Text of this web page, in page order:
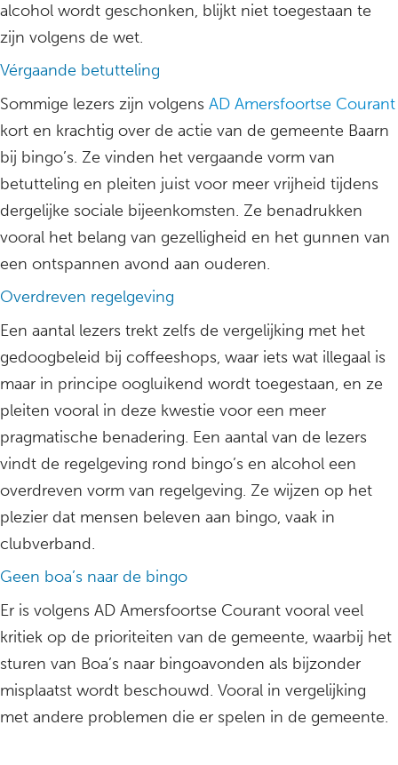
alcohol wordt geschonken, blijkt niet toegestaan te
zijn volgens de wet.
Vérgaande betutteling
Sommige lezers zijn volgens AD Amersfoortse Courant
kort en krachtig over de actie van de gemeente Baarn
bij bingo’s. Ze vinden het vergaande vorm van
betutteling en pleiten juist voor meer vrijheid tijdens
dergelijke sociale bijeenkomsten. Ze benadrukken
vooral het belang van gezelligheid en het gunnen van
een ontspannen avond aan ouderen.
Overdreven regelgeving
Een aantal lezers trekt zelfs de vergelijking met het
gedoogbeleid bij coffeeshops, waar iets wat illegaal is
maar in principe oogluikend wordt toegestaan, en ze
pleiten vooral in deze kwestie voor een meer
pragmatische benadering. Een aantal van de lezers
vindt de regelgeving rond bingo’s en alcohol een
overdreven vorm van regelgeving. Ze wijzen op het
plezier dat mensen beleven aan bingo, vaak in
clubverband.
Geen boa’s naar de bingo
Er is volgens AD Amersfoortse Courant vooral veel
kritiek op de prioriteiten van de gemeente, waarbij het
sturen van Boa’s naar bingoavonden als bijzonder
misplaatst wordt beschouwd. Vooral in vergelijking
met andere problemen die er spelen in de gemeente.